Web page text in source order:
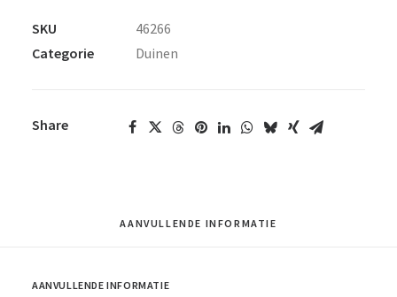
SKU
46266
Categorie
Duinen
Share
AANVULLENDE INFORMATIE
AANVULLENDE INFORMATIE